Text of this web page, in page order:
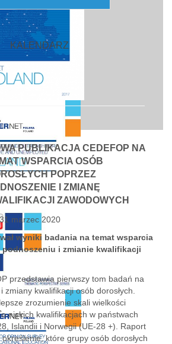
KALENDARZ
PUBLIKACJA CEDEFOP NA
WSPARCIA OSÓB
POPRZEZ
I ZMIANĘ
ZAWODOWYCH
marzec 2020
wyniki badania na temat wsparcia
podnoszeniu i zmianie kwalifikacji
przedstawia pierwszy tom badań na
kwalifikacji osób dorosłych.
zrozumienie skali wielkości
niskich kwalifikacjach w państwach
Islandii i Norwegii (UE-28 +). Raport
które grupy osób dorosłych